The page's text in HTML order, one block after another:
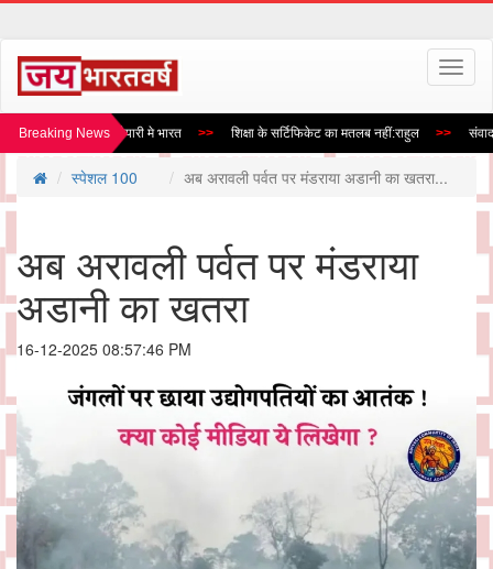
Breaking News
के लड़ाकू विमान की तैयारी मे भारत शिक्षा के सर्टिफिकेट का मतलब नहीं:राहुल संवाद
स्पेशल 100 अब अरावली पर्वत पर मंडराया अडानी का खतरा...
अब अरावली पर्वत पर मंडराया
अडानी का खतरा
16-12-2025 08:57:46 PM